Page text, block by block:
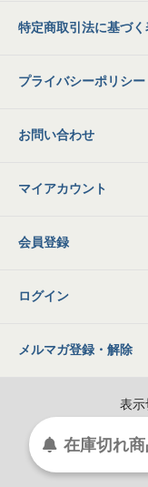
特定商取引法に基づく
プライバシーポリシー
お問い合わせ
マイアカウント
会員登録
ログイン
メルマガ登録・解除
表示
© 2009 Old
在庫切れ